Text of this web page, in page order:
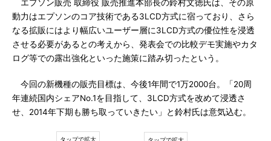
エプソン販売 取締役 販売推進本部長の鈴村文徳氏は、その原
動力はエプソンのコア技術である3LCD方式に宿っており、さら
なる拡販にはより幅広いユーザー層に3LCD方式の優位性を浸透
させる必要があるとの考えから、発表会での比較デモ実施やカタ
ログ等での露出強化といった施策に踏み切ったという。
今回の新機種の販売目標は、今後1年間で1万2000台。「20周
年連続国内シェアNo.1を目指して、3LCD方式を改めて浸透さ
せ、2014年下期も勝ち取っていきたい」と鈴村氏は意気込む。